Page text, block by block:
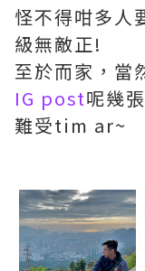
怪不得咁多人
級無敵正!
至於而家，
IG post呢幾
難受tim ar~